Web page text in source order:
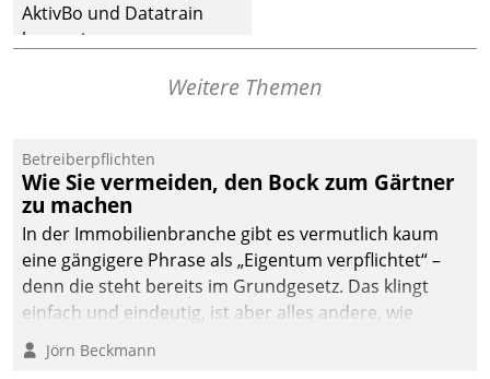
AktivBo und Datatrain
kooperieren –
profitieren: Die nahtlose
Datatrain ermöglicht
automatisiert ausgelöste,
zielgerichtete
Mieterbefragungen – eine
starke Grundlage für
intelligente,
Entscheidungen.
Weitere Themen
Betreiberpflichten
Wie Sie vermeiden, den Bock zum Gärtner
zu machen
In der Immobilienbranche gibt es vermutlich kaum
eine gängigere Phrase als „Eigentum verpflichtet“ –
denn die steht bereits im Grundgesetz. Das klingt
einfach und eindeutig, ist aber alles andere, wie
Branchenbeschäftigte wissen. Denn mit der
Verantwortung folgen Verpflichtungen.
Jörn Beckmann